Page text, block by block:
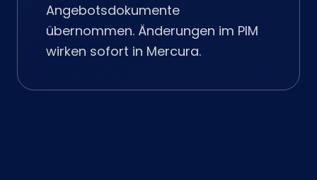
Angebotsdokumente
übernommen. Änderungen im PIM
wirken sofort in Mercura.